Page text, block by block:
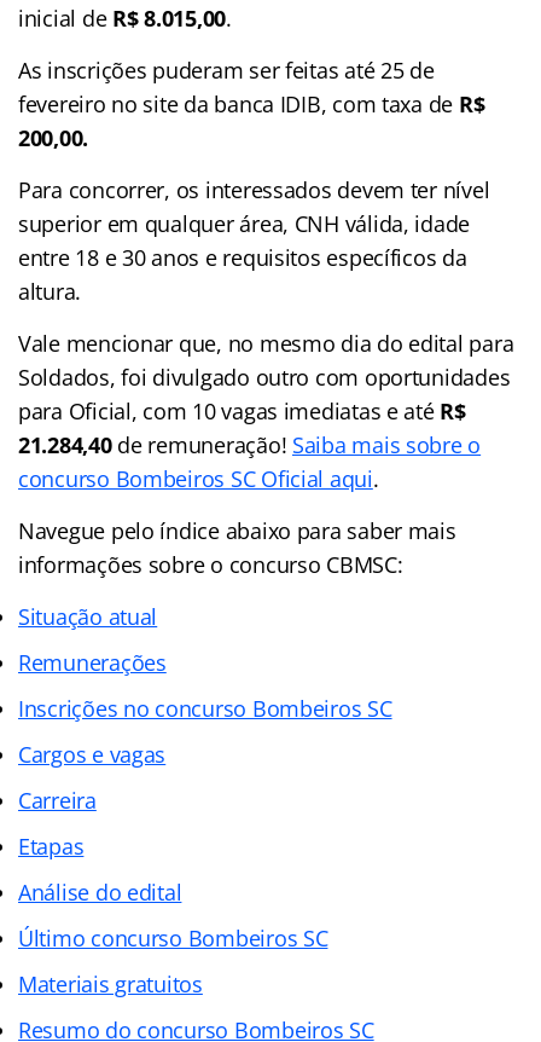
inicial de R$ 8.015,00.
As inscrições puderam ser feitas até 25 de
fevereiro no site da banca IDIB, com taxa de R$
200,00.
Para concorrer, os interessados devem ter nível
superior em qualquer área, CNH válida, idade
entre 18 e 30 anos e requisitos específicos da
altura.
Vale mencionar que, no mesmo dia do edital para
Soldados, foi divulgado outro com oportunidades
para Oficial, com 10 vagas imediatas e até R$
21.284,40de remuneração! Saiba mais sobre o
concurso Bombeiros SC Oficial aqui.
Navegue pelo índice abaixo para saber mais
informações sobre o concurso CBMSC:
Situação atual
Remunerações
Inscrições no concurso Bombeiros SC
Cargos e vagas
Carreira
Etapas
Análise do edital
Último concurso Bombeiros SC
Materiais gratuitos
Resumo do concurso Bombeiros SC